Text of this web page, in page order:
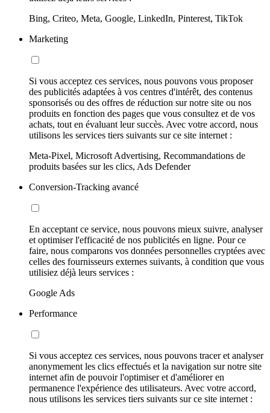
Bing, Criteo, Meta, Google, LinkedIn, Pinterest, TikTok
Marketing
Si vous acceptez ces services, nous pouvons vous proposer
des publicités adaptées à vos centres d'intérêt, des contenus
sponsorisés ou des offres de réduction sur notre site ou nos
produits en fonction des pages que vous consultez et de vos
achats, tout en évaluant leur succès. Avec votre accord, nous
utilisons les services tiers suivants sur ce site internet :
Meta-Pixel, Microsoft Advertising, Recommandations de
produits basées sur les clics, Ads Defender
Conversion-Tracking avancé
En acceptant ce service, nous pouvons mieux suivre, analyser
et optimiser l'efficacité de nos publicités en ligne. Pour ce
faire, nous comparons vos données personnelles cryptées avec
celles des fournisseurs externes suivants, à condition que vous
utilisiez déjà leurs services :
Google Ads
Performance
Si vous acceptez ces services, nous pouvons tracer et analyser
anonymement les clics effectués et la navigation sur notre site
internet afin de pouvoir l'optimiser et d'améliorer en
permanence l'expérience des utilisateurs. Avec votre accord,
nous utilisons les services tiers suivants sur ce site internet :